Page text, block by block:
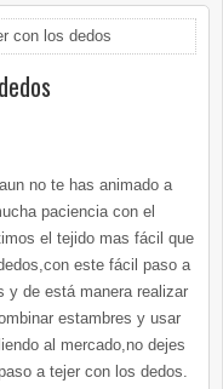
con los dedos
no te has animado a
paciencia con el
el tejido mas fácil que
este fácil paso a
y de está manera realizar
estambres y usar
al mercado,no dejes
a tejer con los dedos.